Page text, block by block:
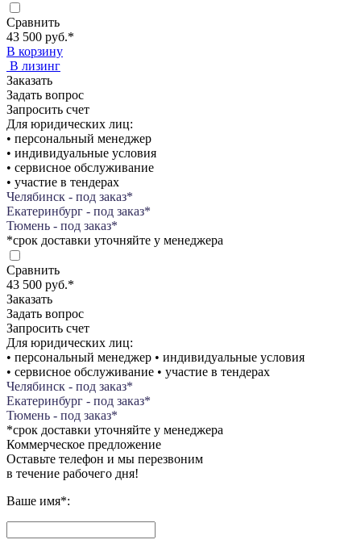
Сравнить
43 500 руб.*
В корзину
В лизинг
Заказать
Задать вопрос
Запросить счет
Для юридических лиц:
• персональный менеджер
• индивидуальные условия
• сервисное обслуживание
• участие в тендерах
Челябинск - под заказ*
Екатеринбург - под заказ*
Тюмень - под заказ*
*срок доставки уточняйте у менеджера
Сравнить
43 500 руб.*
Заказать
Задать вопрос
Запросить счет
Для юридических лиц:
• персональный менеджер • индивидуальные условия
• сервисное обслуживание • участие в тендерах
Челябинск - под заказ*
Екатеринбург - под заказ*
Тюмень - под заказ*
*срок доставки уточняйте у менеджера
Коммерческое предложение
Оставьте телефон и мы перезвоним
в течение рабочего дня!
Ваше имя*: